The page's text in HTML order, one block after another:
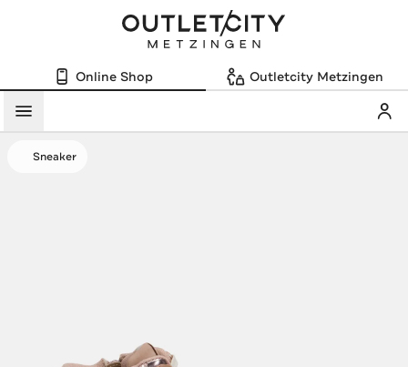
Online Shop Outletcity Metzingen
Menü
Sneaker